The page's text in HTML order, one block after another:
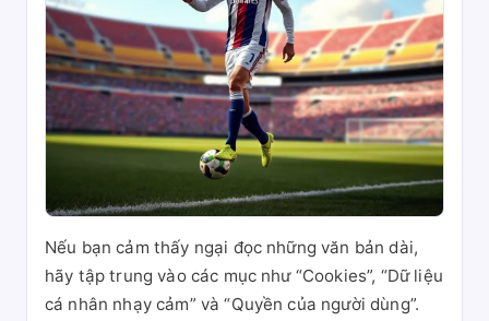
Nếu bạn cảm thấy ngại đọc những văn bản dài,
hãy tập trung vào các mục như “Cookies”, “Dữ liệu
cá nhân nhạy cảm” và “Quyền của người dùng”.